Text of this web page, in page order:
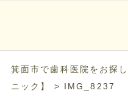
箕面市で歯科医院をお探
ニック】
> IMG_8237